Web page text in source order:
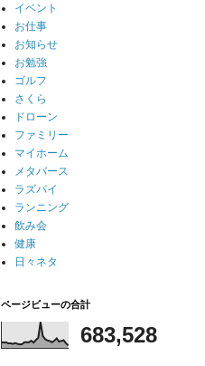
イベント
お仕事
お知らせ
お勉強
ゴルフ
さくら
ドローン
ファミリー
マイホーム
メタバース
ラズパイ
ランニング
飲み会
健康
日々ネタ
ページビューの合計
683,528